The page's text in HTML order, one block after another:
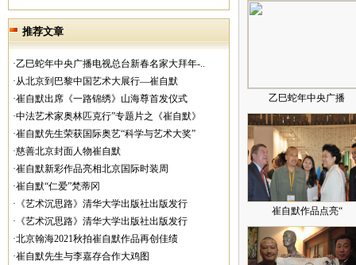
推荐文章
·乙巳蛇年中央广播电视总台新春名家大拜年-..
·从北京到巴黎中国艺术大展行—崔自默
·崔自默出席《一路锦绣》山海尊首发仪式
·中法艺术家奥林匹克行”专题片之《崔自默》
·崔自默先生荣获国际奥艺“科学与艺术大奖”
·慈善北京封面人物崔自默
·崔自默新彩作品亮相北京国际时装周
·崔自默“仁爱”梵蒂冈
·《艺术沉思路》清华大学出版社出版发行
·《艺术沉思路》清华大学出版社出版发行
·北京翰海2021秋拍崔自默作品再创佳绩
·崔自默先生与李嘉存合作大鸡图
乙巳蛇年中央广播
崔自默作品点亮“